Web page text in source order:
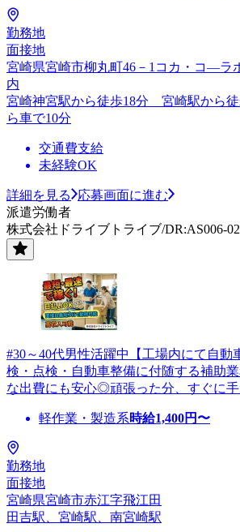
勤務地
面接地
宮崎県宮崎市柳丸町46－1コカ・コ―ラ
内
宮崎神宮駅から徒歩18分 宮崎駅から
ら車で10分
交通費支給
未経験OK
詳細を見る
応募画面に進む
派遣労働者
株式会社ドライブトライブ/DR:AS006-
#30～40代男性活躍中【工場内にて自動
検・点検・自動車整備に付随する補助
な出費にも安心◎頑張った分、すぐに手
軽作業・製造系時給1,400円〜
勤務地
面接地
宮崎県宮崎市赤江字飛江田
田吉駅、宮崎駅、南宮崎駅